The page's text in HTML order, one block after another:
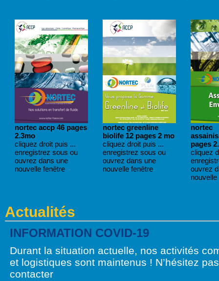
nortec accp 46 pages
2.3mo
cliquez droit puis ...
enregistrez sous ou
ouvrez dans une
nouvelle fenêtre
nortec greenline
biolife 12 pages 2 mo
cliquez droit puis ...
enregistrez sous ou
ouvrez dans une
nouvelle fenêtre
nortec
pages
cliquez
ouvrez
Actualités
INFORMATION COVID-19
Durant la situation actuelle, nos activités
et logistiques sont maintenus ! N’hésitez
contacter